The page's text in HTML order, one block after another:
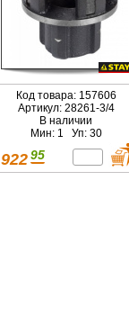
Код товара: 157606
Артикул: 28261-3/4
В наличии
Мин: 1 Уп: 30
922 95